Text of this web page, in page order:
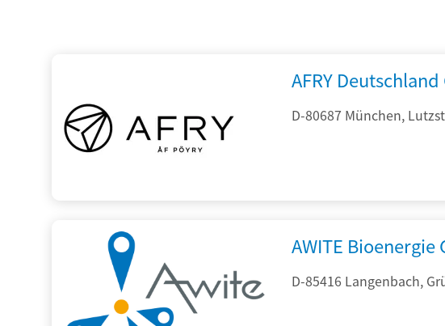
AFRY Deutschland
D-80687 München,
AWITE Bioenergie
D-85416 Langenbach,